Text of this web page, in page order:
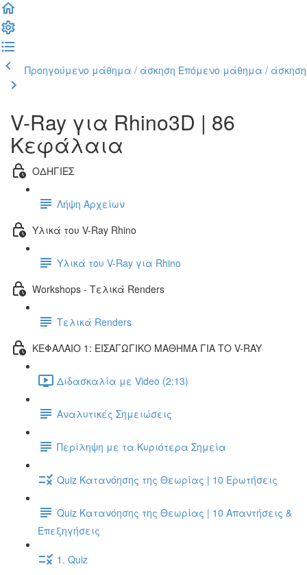
Προηγούμενο μάθημα / άσκηση Επόμενο μάθημα / άσκηση
V-Ray για Rhino3D | 86
Κεφάλαια
ΟΔΗΓΙΕΣ
Λήψη Αρχείων
Υλικά του V-Ray Rhino
Υλικά του V-Ray για Rhino
Workshops - Τελικά Renders
Τελικά Renders
ΚΕΦΑΛΑΙΟ 1: ΕΙΣΑΓΩΓΙΚΟ ΜΑΘΗΜΑ ΓΙΑ ΤΟ V-RAY
Διδασκαλία με Video (2:13)
Αναλυτικές Σημειώσεις
Περίληψη με τα Κυριότερα Σημεία
Quiz Κατανόησης της Θεωρίας | 10 Ερωτήσεις
Quiz Κατανόησης της Θεωρίας | 10 Απαντήσεις &
Επεξηγήσεις
1. Quiz